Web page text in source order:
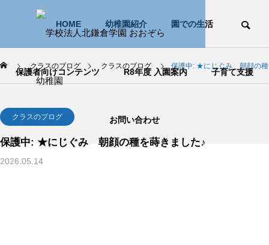
HOME 幼稚園紹介 園での生活
保護者向けコンテンツ R8年度 入園案内 子育て支援
お問い合わせ
クラスのブログ クラスのブログ 保護中: ★にじぐみ 朝顔の種
クラスのブログ
保護中: ★にじぐみ 朝顔の種を蒔きました♪
2026.05.14